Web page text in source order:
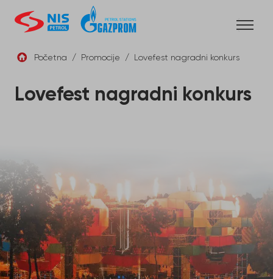
content
Početna / Promocije / Lovefest nagradni konkurs
Lovefest nagradni konkurs